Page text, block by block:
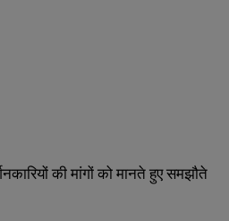
की मांगों को मानते हुए समझौते